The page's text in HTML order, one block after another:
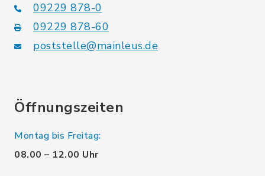
09229 878-0
09229 878-60
poststelle@mainleus.de
Öffnungszeiten
Montag bis Freitag:
08.00 – 12.00 Uhr